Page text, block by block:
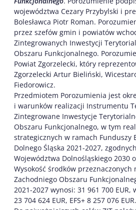
województwa Cezary Przybylski i
Bolesławca Piotr Roman.
przez szefów gmin i powiatów
Zintegrowanych Inwestycji
Obszaru Funkcjonalnego.
Powiat Zgorzelecki, który
Zgorzelecki Artur Bieliński,
Fiedorowicz.
Przedmiotem Porozumienia jest
i warunków realizacji Instrumentu
Zintegrowane Inwestycje
Obszaru Funkcjonalnego, w tym
strategicznych w ramach Funduszy
Dolnego Śląska 2021-2027,
Województwa Dolnośląskiego 2030
Wysokość środków przeznaczonych
Zachodniego Obszaru
2021-2027 wynosi: 31 961 700 EUR,
23 704 624 EUR, EFS+ 8 257 076 EUR.